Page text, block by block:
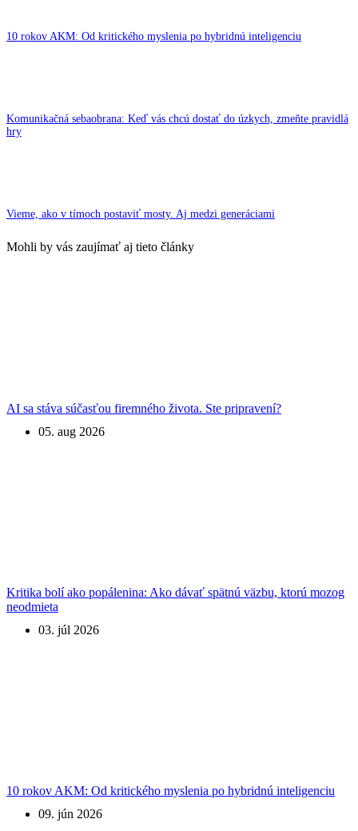
10 rokov AKM: Od kritického myslenia po hybridnú inteligenciu
Komunikačná sebaobrana: Keď vás chcú dostať do úzkych, zmeňte pravidlá
hry
Vieme, ako v tímoch postaviť mosty. Aj medzi generáciami
Mohli by vás zaujímať aj tieto články
AI sa stáva súčasťou firemného života. Ste pripravení?
05. aug 2026
Kritika bolí ako popálenina: Ako dávať spätnú väzbu, ktorú mozog
neodmieta
03. júl 2026
10 rokov AKM: Od kritického myslenia po hybridnú inteligenciu
09. jún 2026